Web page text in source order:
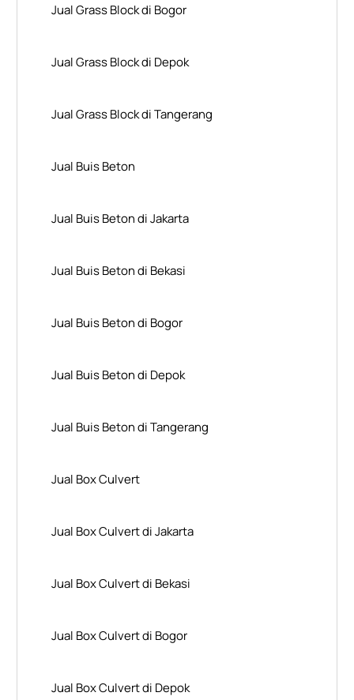
Jual Grass Block di Bogor
Jual Grass Block di Depok
Jual Grass Block di Tangerang
Jual Buis Beton
Jual Buis Beton di Jakarta
Jual Buis Beton di Bekasi
Jual Buis Beton di Bogor
Jual Buis Beton di Depok
Jual Buis Beton di Tangerang
Jual Box Culvert
Jual Box Culvert di Jakarta
Jual Box Culvert di Bekasi
Jual Box Culvert di Bogor
Jual Box Culvert di Depok